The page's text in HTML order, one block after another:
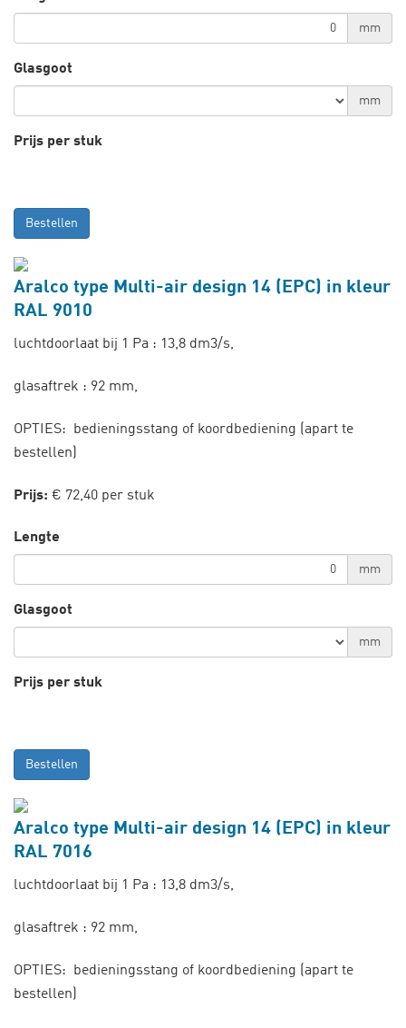
mm
Glasgoot
mm
Prijs per stuk
Bestellen
Aralco type Multi-air design 14 (EPC) in kleur
RAL 9010
luchtdoorlaat bij 1 Pa : 13,8 dm3/s,
glasaftrek : 92 mm,
OPTIES: bedieningsstang of koordbediening (apart te
bestellen)
Prijs: € 72,40 per stuk
Lengte
mm
Glasgoot
mm
Prijs per stuk
Bestellen
Aralco type Multi-air design 14 (EPC) in kleur
RAL 7016
luchtdoorlaat bij 1 Pa : 13,8 dm3/s,
glasaftrek : 92 mm,
OPTIES: bedieningsstang of koordbediening (apart te
bestellen)